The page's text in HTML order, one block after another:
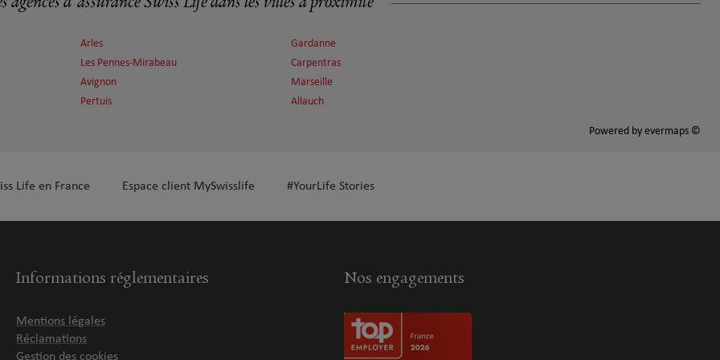
Arles
Les Pennes-Mirabeau
Avignon
Pertuis
Gardanne
Carpentras
Marseille
Allauch
Powered by evermaps ©
Life en France Espace client MySwisslife #YourLife Stories
Informations réglementaires
Mentions légales
Réclamations
Gestion des cookies
Nos engagements